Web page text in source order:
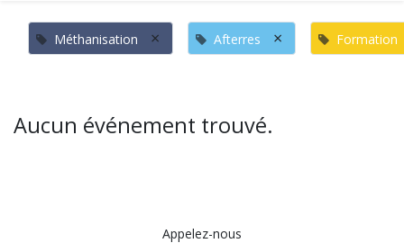
Méthanisation × Afterres × Formation
Aucun événement trouvé.
Appelez-nous